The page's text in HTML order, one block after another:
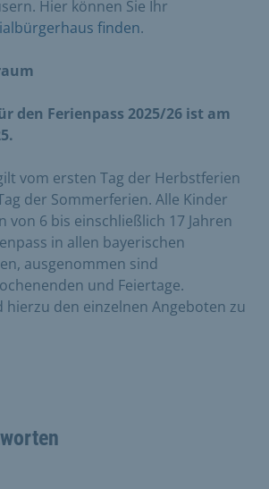
Hier können Sie Ihr
finden.
den Ferienpass 2025/26 ist am
vom ersten Tag der Herbstferien
der Sommerferien. Alle Kinder
von 6 bis einschließlich 17 Jahren
in allen bayerischen
ausgenommen sind
und Feiertage.
hierzu den einzelnen Angeboten zu